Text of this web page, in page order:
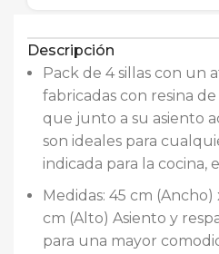
Descripción
Pack de 4 sillas con un
fabricadas con resina
que junto a su asiento
son ideales para
indicada para la cocina,
Medidas: 45 cm
cm (Alto) Asiento y
para una mayor